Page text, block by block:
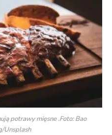
potrawy mięsne .Foto: Bao
Unsplash